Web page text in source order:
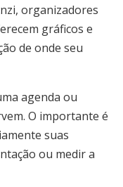
organizadores
gráficos e
de onde seu
agenda ou
O importante é
suas
ou medir a